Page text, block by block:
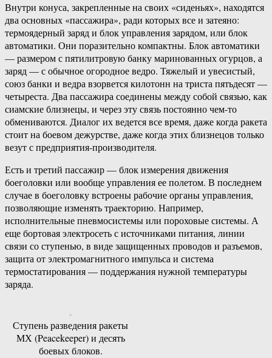
Внутри конуса, закрепленные на своих «сиденьях», находятся
два основных «пассажира», ради которых все и затеяно:
термоядерный заряд и блок управления зарядом, или блок
автоматики. Они поразительно компактны. Блок автоматики
— размером с пятилитровую банку маринованных огурцов, а
заряд — с обычное огородное ведро. Тяжелый и увесистый,
союз банки и ведра взорвется килотонн на триста пятьдесят —
четыреста. Два пассажира соединены между собой связью, как
сиамские близнецы, и через эту связь постоянно чем-то
обмениваются. Диалог их ведется все время, даже когда ракета
стоит на боевом дежурстве, даже когда этих близнецов только
везут с предприятия-производителя.
Есть и третий пассажир — блок измерения движения
боеголовки или вообще управления ее полетом. В последнем
случае в боеголовку встроены рабочие органы управления,
позволяющие изменять траекторию. Например,
исполнительные пневмосистемы или пороховые системы. А
еще бортовая электросеть с источниками питания, линии
связи со ступенью, в виде защищенных проводов и разъемов,
защита от электромагнитного импульса и система
термостатирования — поддержания нужной температуры
заряда.
Ступень разведения ракеты
МХ (Peacekeeper) и десять
боевых блоков.